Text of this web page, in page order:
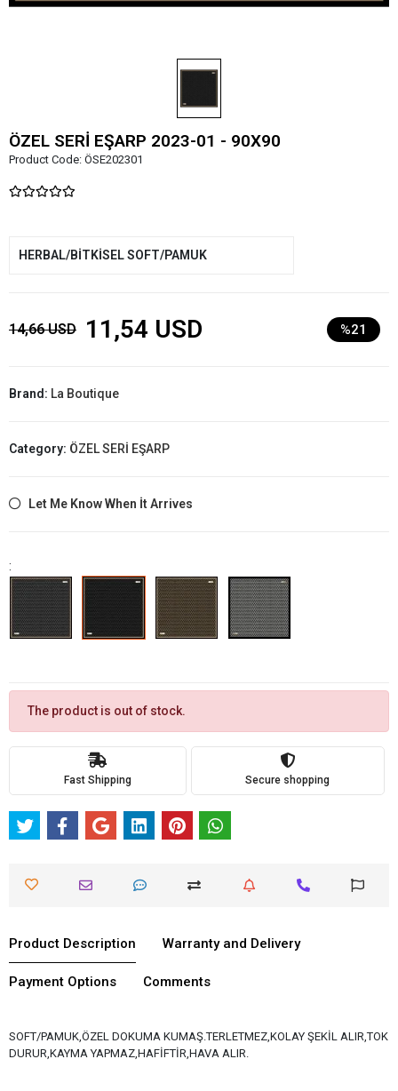
ÖZEL SERİ EŞARP 2023-01 - 90X90
Product Code: ÖSE202301
HERBAL/BİTKİSEL SOFT/PAMUK
14,66 USD 11,54 USD %21
Brand: La Boutique
Category: ÖZEL SERİ EŞARP
Let Me Know When İt Arrives
:
The product is out of stock.
Fast Shipping Secure shopping
Product Description Warranty and Delivery
Payment Options Comments
SOFT/PAMUK,ÖZEL DOKUMA KUMAŞ.TERLETMEZ,KOLAY ŞEKİL ALIR,TOK
DURUR,KAYMA YAPMAZ,HAFİFTİR,HAVA ALIR.